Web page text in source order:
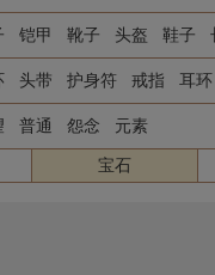
铠甲 靴子 头盔 鞋子
头带 护身符 戒指 耳环
普通 怨念 元素
宝石